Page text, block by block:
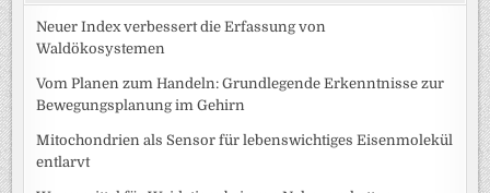
Neuer Index verbessert die Erfassung von
Waldökosystemen
Vom Planen zum Handeln: Grundlegende Erkenntnisse zur
Bewegungsplanung im Gehirn
Mitochondrien als Sensor für lebenswichtiges Eisenmolekül
entlarvt